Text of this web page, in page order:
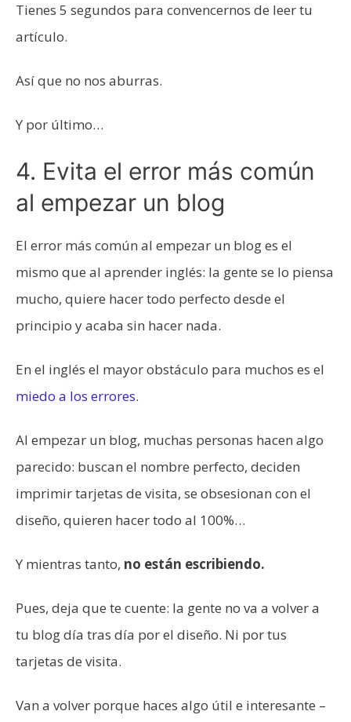
Tienes 5 segundos para convencernos de leer tu
artículo.
Así que no nos aburras.
Y por último…
4. Evita el error más común
al empezar un blog
El error más común al empezar un blog es el
mismo que al aprender inglés: la gente se lo piensa
mucho, quiere hacer todo perfecto desde el
principio y acaba sin hacer nada.
En el inglés el mayor obstáculo para muchos es el
miedo a los errores.
Al empezar un blog, muchas personas hacen algo
parecido: buscan el nombre perfecto, deciden
imprimir tarjetas de visita, se obsesionan con el
diseño, quieren hacer todo al 100%…
Y mientras tanto, no están escribiendo.
Pues, deja que te cuente: la gente no va a volver a
tu blog día tras día por el diseño. Ni por tus
tarjetas de visita.
Van a volver porque haces algo útil e interesante –